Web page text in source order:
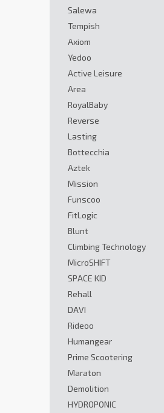
Salewa
Tempish
Axiom
Yedoo
Active Leisure
Area
RoyalBaby
Reverse
Lasting
Bottecchia
Aztek
Mission
Funscoo
FitLogic
Blunt
Climbing Technology
MicroSHIFT
SPACE KID
Rehall
DAVI
Rideoo
Humangear
Prime Scootering
Maraton
Demolition
HYDROPONIC